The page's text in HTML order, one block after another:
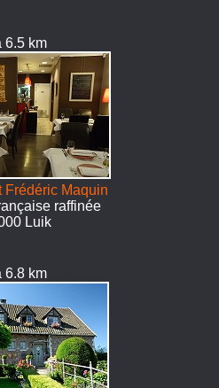
6.5 km
Frédéric Maquin
raffinée
Luik
6.8 km